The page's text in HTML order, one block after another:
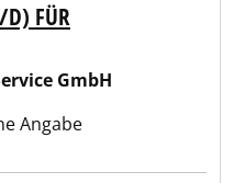
D) FÜR
GmbH
Angabe